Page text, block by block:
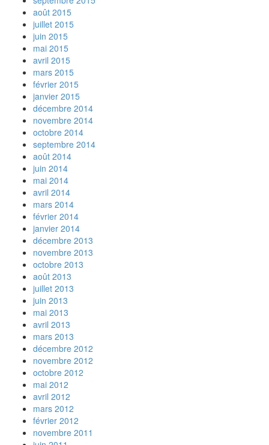
août 2015
juillet 2015
juin 2015
mai 2015
avril 2015
mars 2015
février 2015
janvier 2015
décembre 2014
novembre 2014
octobre 2014
septembre 2014
août 2014
juin 2014
mai 2014
avril 2014
mars 2014
février 2014
janvier 2014
décembre 2013
novembre 2013
octobre 2013
août 2013
juillet 2013
juin 2013
mai 2013
avril 2013
mars 2013
décembre 2012
novembre 2012
octobre 2012
mai 2012
avril 2012
mars 2012
février 2012
novembre 2011